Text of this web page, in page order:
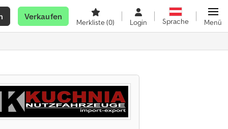
Verkaufen
Merkliste(0) Login Sprache Menü